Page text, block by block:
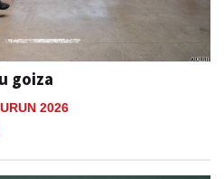
goiza
2026